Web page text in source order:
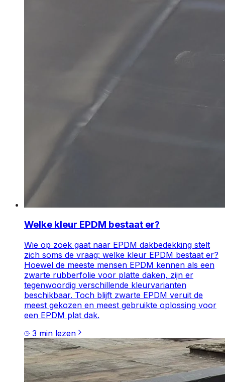
Welke kleur EPDM bestaat er?
Wie op zoek gaat naar EPDM dakbedekking stelt
zich soms de vraag: welke kleur EPDM bestaat er?
Hoewel de meeste mensen EPDM kennen als een
zwarte rubberfolie voor platte daken, zijn er
tegenwoordig verschillende kleurvarianten
beschikbaar. Toch blijft zwarte EPDM veruit de
meest gekozen en meest gebruikte oplossing voor
een EPDM plat dak.
3 min lezen